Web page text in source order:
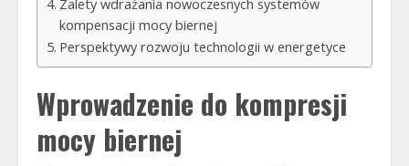
Zalety wdrażania nowoczesnych systemów
kompensacji mocy biernej
Perspektywy rozwoju technologii w energetyce
Wprowadzenie do kompresji
mocy biernej